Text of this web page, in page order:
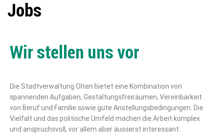
Jobs
Wir stellen uns vor
Die Stadtverwaltung Olten bietet eine Kombination von
spannenden Aufgaben, Gestaltungsfreiräumen, Vereinbarkeit
von Beruf und Familie sowie gute Anstellungsbedingungen. Die
Vielfalt und das politische Umfeld machen die Arbeit komplex
und anspruchsvoll, vor allem aber äusserst interessant.